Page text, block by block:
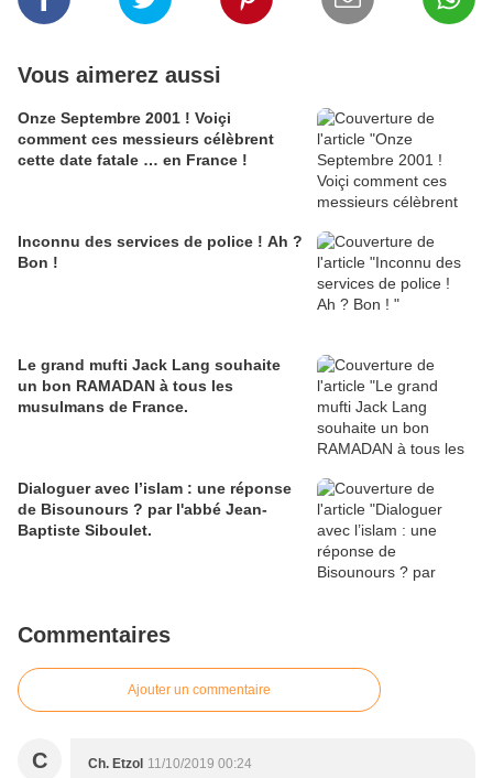
Vous aimerez aussi
Onze Septembre 2001 ! Voiçi
comment ces messieurs célèbrent
cette date fatale … en France !
Inconnu des services de police ! Ah ?
Bon !
Le grand mufti Jack Lang souhaite
un bon RAMADAN à tous les
musulmans de France.
Dialoguer avec l’islam : une réponse
de Bisounours ? par l'abbé Jean-
Baptiste Siboulet.
Commentaires
Ajouter un commentaire
C Ch. Etzol 11/10/2019 00:24